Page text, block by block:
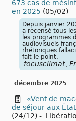
673 cas de
en 2025 (05/02) -
Depuis janvier
a recensé tous
les programmes
audiovisuels
rhétoriques
fait le point.
focusclimat ,
décembre 2025
«Vent de
de séjour aux
(24/12) -